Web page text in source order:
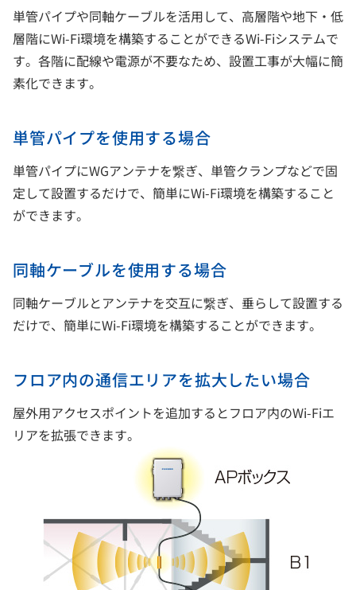
単管パイプや同軸ケーブルを活用して、高層階や地下・低
層階にWi-Fi環境を構築することができるWi-Fiシステムで
す。各階に配線や電源が不要なため、設置工事が大幅に簡
素化できます。
単管パイプを使用する場合
単管パイプにWGアンテナを繋ぎ、単管クランプなどで固
定して設置するだけで、簡単にWi-Fi環境を構築すること
ができます。
同軸ケーブルを使用する場合
同軸ケーブルとアンテナを交互に繋ぎ、垂らして設置する
だけで、簡単にWi-Fi環境を構築することができます。
フロア内の通信エリアを拡大したい場合
屋外用アクセスポイントを追加するとフロア内のWi-Fiエ
リアを拡張できます。